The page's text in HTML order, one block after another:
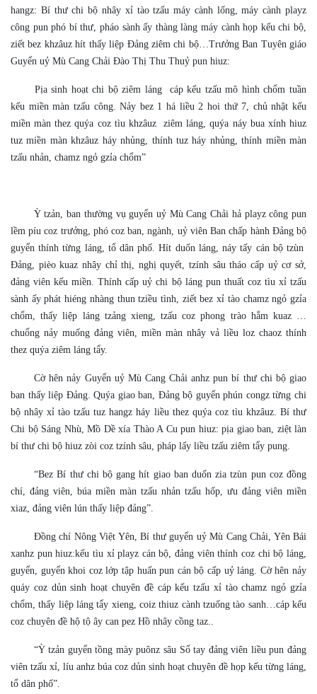
hangz: Bí thư chi bộ nhây xỉ tào tzấu máy cành lống, máy cành playz
công pun phó bí thư, pháo sành ấy thàng làng máy cành họp kếu chi bộ,
ziết bez khzâuz hít thấy liệp Đảng ziêm chi bộ…Trưởng Ban Tuyên giáo
Guyển uỷ Mù Cang Chải Đào Thị Thu Thuỷ pun hiuz:
Pịa sinh hoạt chi bộ ziêm láng cáp kếu tzấu mô hình chổm tuần
kếu miền màn tzấu công. Nảy bez 1 há liều 2 hoi thứ 7, chủ nhật kếu
miền màn thez quýa coz tìu khzâuz ziêm láng, quýa náy bua xính hiuz
tuz miền màn khzâuz háy nhủng, thính tuz háy nhủng, thính miền màn
tzấu nhản, chamz ngỏ gzỉa chổm”
Ỳ tzản, ban thường vụ guyển uỷ Mù Cang Chải hả playz công pun
lềm píu coz trưởng, phó coz ban, ngành, uỷ viên Ban chấp hành Đảng bộ
guyển thính từng láng, tổ dân phố. Hít duốn láng, náy tấy cán bộ tzùn
Đảng, pièo kuaz nhây chỉ thị, nghị quyết, tzính sâu tháo cấp uỷ cơ sở,
đảng viên kếu miền. Thính cấp uỷ chi bộ láng pun thuất coz tìu xỉ tzấu
sành ấy phát hiéng nhàng thun tziều tình, ziết bez xỉ tào chamz ngỏ gzỉa
chổm, thấy liệp láng tzảng xieng, tzấu coz phong trào hắm kuaz …
chuổng nảy muống đảng viên, miền màn nhây vả liều loz chaoz thính
thez quýa ziêm láng tẩy.
Cờ hên nảy Guyển uỷ Mù Cang Chải anhz pun bí thư chi bộ giao
ban thấy liệp Đảng. Quýa giao ban, Đảng bộ guyển phún congz từng chi
bộ nhây xỉ tào tzấu tuz hangz háy liều thez quýa coz tìu khzâuz. Bí thư
Chi bộ Sáng Nhù, Mồ Dề xía Thào A Cu pun hiuz: pịa giao ban, ziệt làn
bí thư chi bộ hiuz zòi coz tzính sâu, pháp lấy liều tzấu ziêm tẩy pung.
“Bez Bí thư chi bộ gang hít giao ban duốn zia tzùn pun coz đồng
chí, đảng viên, búa miền màn tzấu nhản tzấu hốp, ưu đảng viên miền
xiaz, đảng viên lún thấy liệp đảng”.
Đồng chí Nông Việt Yên, Bí thư guyển uỷ Mù Cang Chải, Yên Bái
xanhz pun hiuz:kếu tìu xỉ playz cán bộ, đảng viên thính coz chi bộ láng,
guyển, guyển khoi coz lớp tập huấn pun cán bộ cấp uỷ láng. Cờ hên nảy
quáy coz dủn sinh hoạt chuyên đề cáp kếu tzấu xỉ tào chamz ngỏ gzỉa
chổm, thấy liệp láng tẩy xieng, coiz thiuz cành tzuống tào sanh…cáp kếu
coz chuyên đề hộ tộ ây can pez Hồ nhây cồng taz..
“Ỳ tzản guyển tồng mày puônz sâu Sổ tay đảng viên liều pun đảng
viên tzấu xỉ, líu anhz búa coz dủn sinh hoạt chuyên đề họp kếu từng láng,
tổ dân phố”.